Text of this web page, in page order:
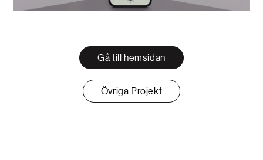
Gå till hemsidan
Övriga Projekt